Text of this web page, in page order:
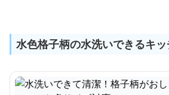
水色格子柄の水洗いできるキッ